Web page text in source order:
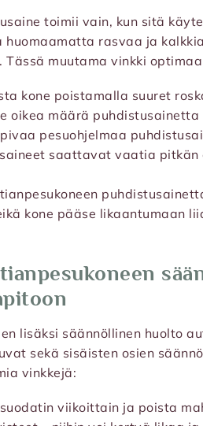
toimii vain, kun sitä
huomaamatta rasvaa ja
Tässä muutama vinkki
kone poistamalla suuret
oikea määrä
pesuohjelmaa
saattavat vaatia pitkän
kone pääse likaantumaan
lisäksi säännöllinen huolto
sekä sisäisten osien
vinkkejä:
viikoittain ja poista